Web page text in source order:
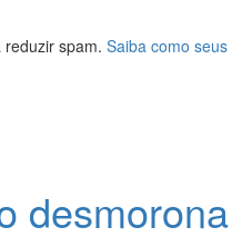
reduzir spam. Saiba como